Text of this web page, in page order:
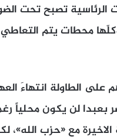
الرئاسية تصبح تحت
محطات يتم
على الطاولة انتهاءَ
بعبدا لن يكون محلياً
مع «حزب الله»،